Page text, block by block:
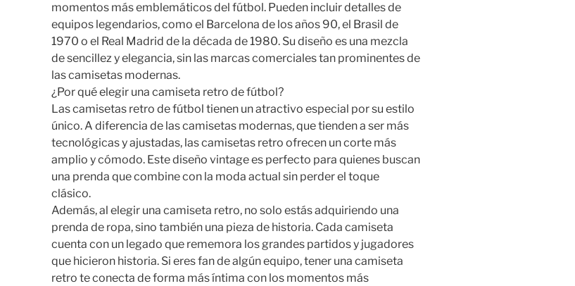
momentos más emblemáticos del fútbol. Pueden incluir detalles de
equipos legendarios, como el Barcelona de los años 90, el Brasil de
1970 o el Real Madrid de la década de 1980. Su diseño es una mezcla
de sencillez y elegancia, sin las marcas comerciales tan prominentes de
las camisetas modernas.
¿Por qué elegir una camiseta retro de fútbol?
Las camisetas retro de fútbol tienen un atractivo especial por su estilo
único. A diferencia de las camisetas modernas, que tienden a ser más
tecnológicas y ajustadas, las camisetas retro ofrecen un corte más
amplio y cómodo. Este diseño vintage es perfecto para quienes buscan
una prenda que combine con la moda actual sin perder el toque
clásico.
Además, al elegir una camiseta retro, no solo estás adquiriendo una
prenda de ropa, sino también una pieza de historia. Cada camiseta
cuenta con un legado que rememora los grandes partidos y jugadores
que hicieron historia. Si eres fan de algún equipo, tener una camiseta
retro te conecta de forma más íntima con los momentos más